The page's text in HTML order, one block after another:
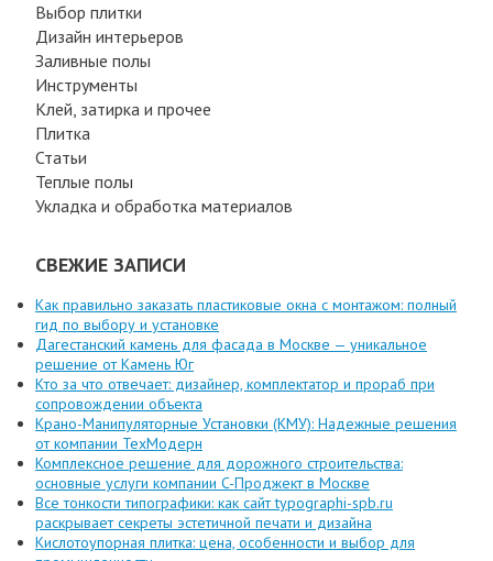
Выбор плитки
Дизайн интерьеров
Заливные полы
Инструменты
Клей, затирка и прочее
Плитка
Статьи
Теплые полы
Укладка и обработка материалов
СВЕЖИЕ ЗАПИСИ
Как правильно заказать пластиковые окна с монтажом: полный
гид по выбору и установке
Дагестанский камень для фасада в Москве — уникальное
решение от Камень Юг
Кто за что отвечает: дизайнер, комплектатор и прораб при
сопровождении объекта
Крано-Манипуляторные Установки (КМУ): Надежные решения
от компании ТехМодерн
Комплексное решение для дорожного строительства:
основные услуги компании C-Проджект в Москве
Все тонкости типографики: как сайт typographi-spb.ru
раскрывает секреты эстетичной печати и дизайна
Кислотоупорная плитка: цена, особенности и выбор для